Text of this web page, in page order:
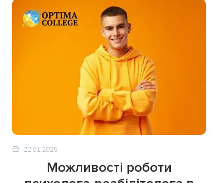
22.01.2025
Можливості роботи